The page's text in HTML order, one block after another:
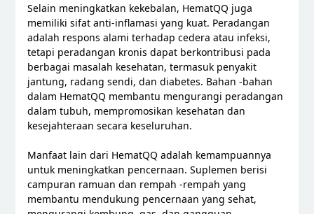
Selain meningkatkan kekebalan, HematQQ juga
memiliki sifat anti-inflamasi yang kuat. Peradangan
adalah respons alami terhadap cedera atau infeksi,
tetapi peradangan kronis dapat berkontribusi pada
berbagai masalah kesehatan, termasuk penyakit
jantung, radang sendi, dan diabetes. Bahan -bahan
dalam HematQQ membantu mengurangi peradangan
dalam tubuh, mempromosikan kesehatan dan
kesejahteraan secara keseluruhan.
Manfaat lain dari HematQQ adalah kemampuannya
untuk meningkatkan pencernaan. Suplemen berisi
campuran ramuan dan rempah -rempah yang
membantu mendukung pencernaan yang sehat,